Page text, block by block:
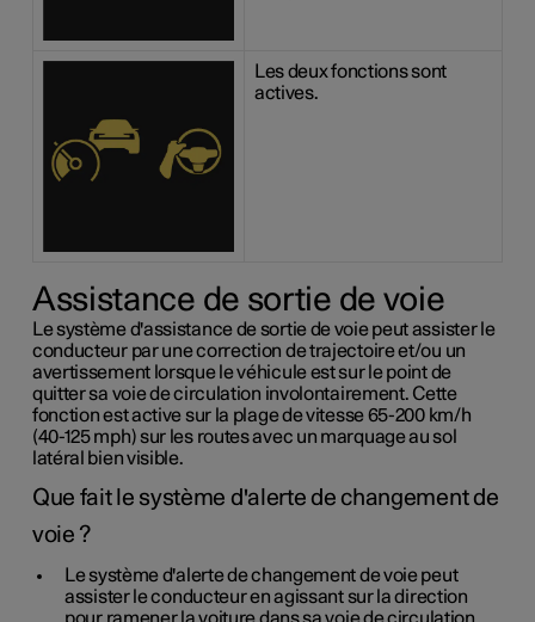
Les deux fonctions sont
actives.
Assistance de sortie de voie
Le système d'assistance de sortie de voie peut assister le
conducteur par une correction de trajectoire et/ou un
avertissement lorsque le véhicule est sur le point de
quitter sa voie de circulation involontairement. Cette
fonction est active sur la plage de vitesse 65-200 km/h
(40-125 mph) sur les routes avec un marquage au sol
latéral bien visible.
Que fait le système d'alerte de changement de
voie ?
Le système d'alerte de changement de voie peut
assister le conducteur en agissant sur la direction